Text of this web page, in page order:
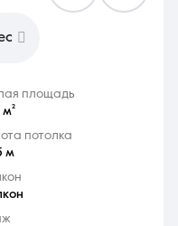
00-00
площадь
м²
потолка
м